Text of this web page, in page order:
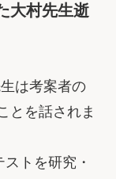
大村先生逝
は考案者の
とを話されま
トを研究・